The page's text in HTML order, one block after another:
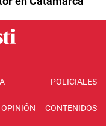
POLICIALES
OPINIÓN CONTENIDOS